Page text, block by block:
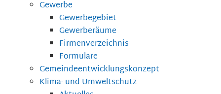
Gewerbe
Gewerbegebiet
Gewerberäume
Firmenverzeichnis
Formulare
Gemeindeentwicklungskonzept
Klima- und Umweltschutz